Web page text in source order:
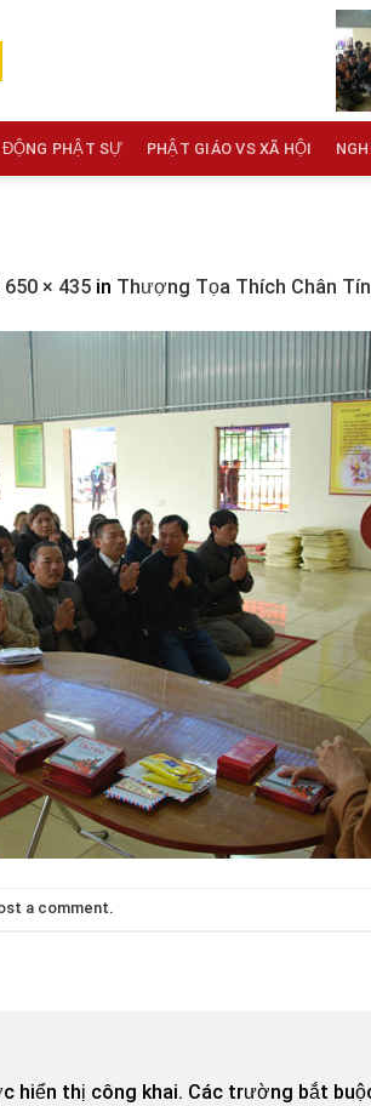
PHẬT SỰ PHẬT GIÁO VS XÃ HỘI
650 × 435 in Thượng Tọa Thích Chân
a comment.
hiển thị công khai. Các trường bắt